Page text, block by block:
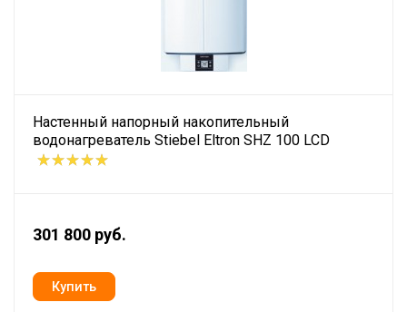
Настенный напорный накопительный
водонагреватель Stiebel Eltron SHZ 100 LCD
301 800 руб.